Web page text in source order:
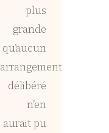
plus
grande
qu’aucun
arrangement
délibéré
n’en
aurait pu